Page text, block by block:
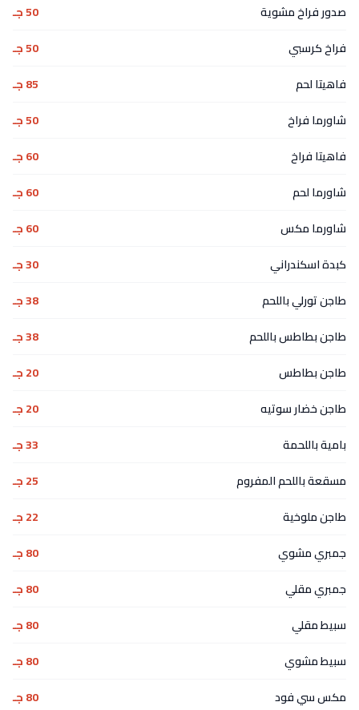
صدور فراخ مشوية
50 جـ
فراخ كرسبي
50 جـ
فاهيتا لحم
85 جـ
شاورما فراخ
50 جـ
فاهيتا فراخ
60 جـ
شاورما لحم
60 جـ
شاورما مكس
60 جـ
كبدة اسكندراني
30 جـ
طاجن تورلي باللحم
38 جـ
طاجن بطاطس باللحم
38 جـ
طاجن بطاطس
20 جـ
طاجن خضار سوتيه
20 جـ
بامية باللحمة
33 جـ
مسقعة باللحم المفروم
25 جـ
طاجن ملوخية
22 جـ
جمبري مشوي
80 جـ
جمبري مقلي
80 جـ
سبيط مقلي
80 جـ
سبيط مشوي
80 جـ
مكس سي فود
80 جـ